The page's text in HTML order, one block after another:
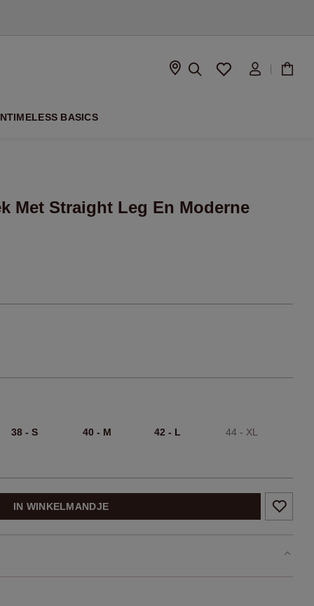
TIMELESS BASICS
Met Straight Leg En Moderne
38 - S 40 - M 42 - L 44 - XL
IN WINKELMANDJE